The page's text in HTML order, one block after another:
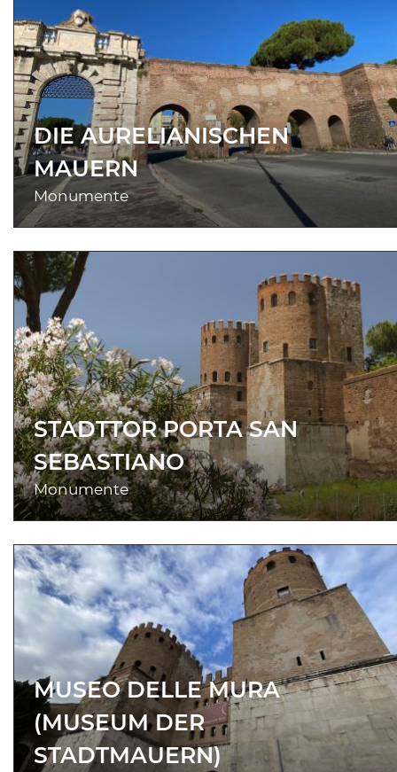
DIE AURELIANISCHEN
MAUERN
Monumente
STADTTOR PORTA SAN
SEBASTIANO
Monumente
MUSEO DELLE MURA
(MUSEUM DER
STADTMAUERN)